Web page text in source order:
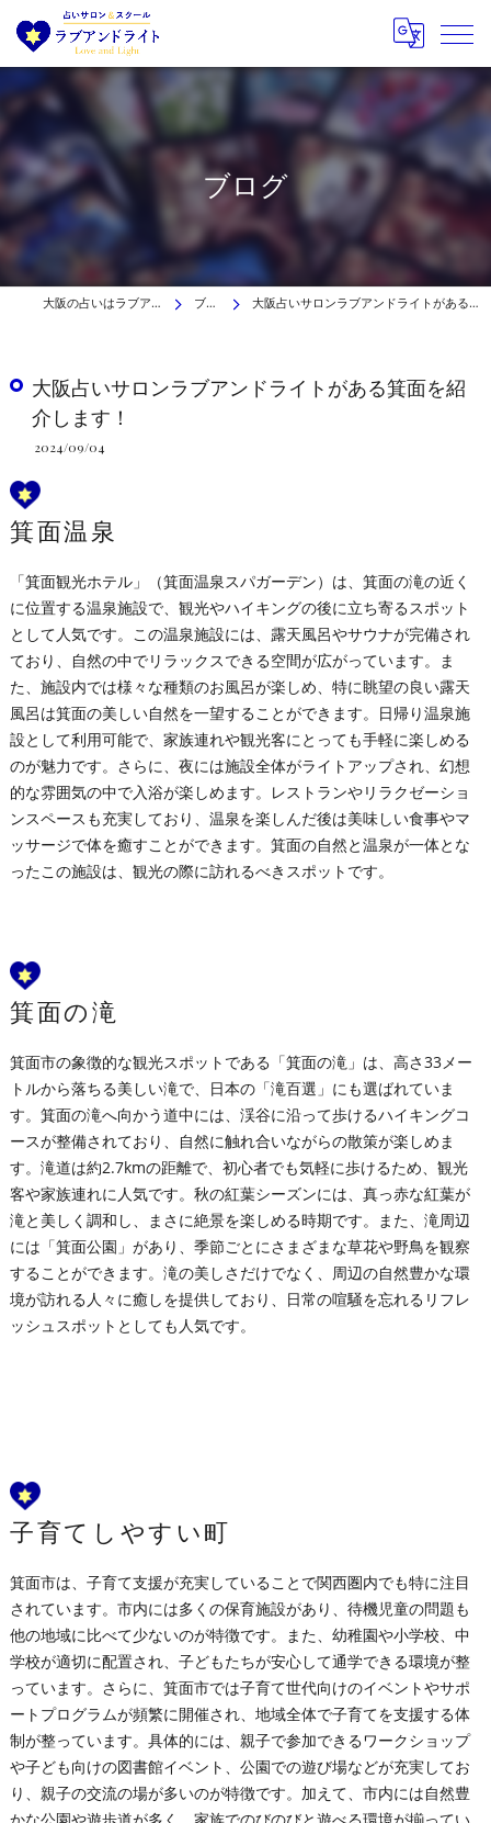
ブログ
大阪の占いはラブアンドライト ブログ 大阪占いサロンラブアンドライトがある箕面を紹介します！
大阪占いサロンラブアンドライトがある箕面を紹
介します！
2024/09/04
箕面温泉
「箕面観光ホテル」（箕面温泉スパガーデン）は、箕面の滝の近く
に位置する温泉施設で、観光やハイキングの後に立ち寄るスポット
として人気です。この温泉施設には、露天風呂やサウナが完備され
ており、自然の中でリラックスできる空間が広がっています。ま
た、施設内では様々な種類のお風呂が楽しめ、特に眺望の良い露天
風呂は箕面の美しい自然を一望することができます。日帰り温泉施
設として利用可能で、家族連れや観光客にとっても手軽に楽しめる
のが魅力です。さらに、夜には施設全体がライトアップされ、幻想
的な雰囲気の中で入浴が楽しめます。レストランやリラクゼーショ
ンスペースも充実しており、温泉を楽しんだ後は美味しい食事やマ
ッサージで体を癒すことができます。箕面の自然と温泉が一体とな
ったこの施設は、観光の際に訪れるべきスポットです。
箕面の滝
箕面市の象徴的な観光スポットである「箕面の滝」は、高さ33メー
トルから落ちる美しい滝で、日本の「滝百選」にも選ばれていま
す。箕面の滝へ向かう道中には、渓谷に沿って歩けるハイキングコ
ースが整備されており、自然に触れ合いながらの散策が楽しめま
す。滝道は約2.7kmの距離で、初心者でも気軽に歩けるため、観光
客や家族連れに人気です。秋の紅葉シーズンには、真っ赤な紅葉が
滝と美しく調和し、まさに絶景を楽しめる時期です。また、滝周辺
には「箕面公園」があり、季節ごとにさまざまな草花や野鳥を観察
することができます。滝の美しさだけでなく、周辺の自然豊かな環
境が訪れる人々に癒しを提供しており、日常の喧騒を忘れるリフレ
ッシュスポットとしても人気です。
子育てしやすい町
箕面市は、子育て支援が充実していることで関西圏内でも特に注目
されています。市内には多くの保育施設があり、待機児童の問題も
他の地域に比べて少ないのが特徴です。また、幼稚園や小学校、中
学校が適切に配置され、子どもたちが安心して通学できる環境が整
っています。さらに、箕面市では子育て世代向けのイベントやサポ
ートプログラムが頻繁に開催され、地域全体で子育てを支援する体
制が整っています。具体的には、親子で参加できるワークショップ
や子ども向けの図書館イベント、公園での遊び場などが充実してお
り、親子の交流の場が多いのが特徴です。加えて、市内には自然豊